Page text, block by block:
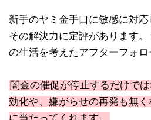
新手のヤミ金手口に敏感に対
その解決力に定評があります
の生活を考えたアフターフォロ
闇金の催促が停止するだけで
効化や、嫌がらせの再発も無